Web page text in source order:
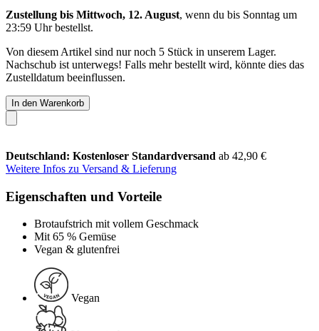
Zustellung bis Mittwoch, 12. August, wenn du bis Sonntag um
23:59 Uhrbestellst.
Von diesem Artikel sind nur noch 5 Stück in unserem Lager.
Nachschub ist unterwegs! Falls mehr bestellt wird, könnte dies das
Zustelldatum beeinflussen.
In den Warenkorb
Deutschland: Kostenloser Standardversand ab 42,90 €
Weitere Infos zu Versand & Lieferung
Eigenschaften und Vorteile
Brotaufstrich mit vollem Geschmack
Mit 65 % Gemüse
Vegan & glutenfrei
Vegan